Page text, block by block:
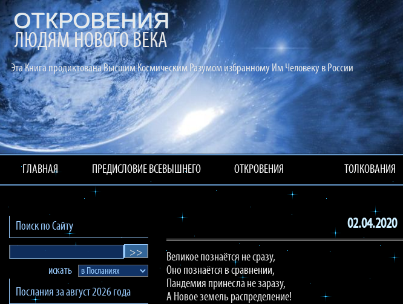
ОТКРОВЕНИЯ
ЛЮДЯМ НОВОГО ВЕКА
Эта Книга продиктована Высшим Космическим Разумом избранному Им Человеку в России
ГЛАВНАЯ ПРЕДИСЛОВИЕ ВСЕВЫШНЕГО ОТКРОВЕНИЯ ТОЛКОВАНИЯ
Поиск по Сайту
искать
Послания заавгуст 2026 года
02.04.2020
Великое познаётся не сразу,
Оно познаётся в сравнении,
Пандемия принесла не заразу,
А Новое земель распределение!